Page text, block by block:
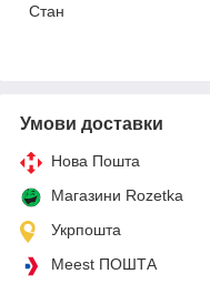
Стан
Умови доставки
Нова Пошта
Магазини Rozetka
Укрпошта
Meest ПОШТА